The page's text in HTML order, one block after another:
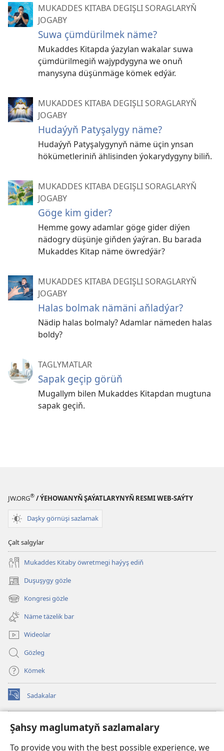
Şahsy maglumatyň sazlamalary
To provide you with the best possible experience, we
MUKADDES KITABA DEGIŞLI SORAGLARYŇ
JOGABY
Suwa çümdürilmek näme?
Mukaddes Kitapda ýazylan wakalar suwa
çümdürilmegiň wajypdygyna we onuň
manysyna düşünmäge kömek edýär.
MUKADDES KITABA DEGIŞLI SORAGLARYŇ
JOGABY
Hudaýyň Patyşalygy näme?
Hudaýyň Patyşalygynyň näme üçin ynsan
hökümetleriniň ählisinden ýokarydygyny biliň.
MUKADDES KITABA DEGIŞLI SORAGLARYŇ
JOGABY
Göge kim gider?
Hemme gowy adamlar göge gider diýen
nädogry düşünje giňden ýaýran. Bu barada
Mukaddes Kitap näme öwredýär?
MUKADDES KITABA DEGIŞLI SORAGLARYŇ
JOGABY
Halas bolmak nämäni aňladýar?
Nädip halas bolmaly? Adamlar nämeden halas
boldy?
TAGLYMATLAR
Sapak geçip görüň
Mugallym bilen Mukaddes Kitapdan mugtuna
sapak geçiň.
JW.ORG® / ÝEHOWANYŇ ŞAÝATLARYNYŇ RESMI WEB-SAÝTY
Daşky görnüşi sazlamak
Çalt salgylar
Mukaddes Kitaby öwretmegi haýyş ediň
Duşuşygy gözle
(täze
sahypada
açylýar)
Kongresi gözle
(täze
sahypada
açylýar)
Näme täzelik bar
Wideolar
Gözleg
Kömek
Sadakalar
(täze
sahypada
Garawul diňiniň ONLAÝN KITAPHANASY
(täze
açylýar)JW Hub